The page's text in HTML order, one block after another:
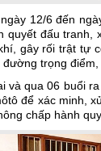
12/6 đến
quyết đấu tranh,
gây rối trật tự
trọng
và qua 06 buổi
để xác minh,
chấp hành